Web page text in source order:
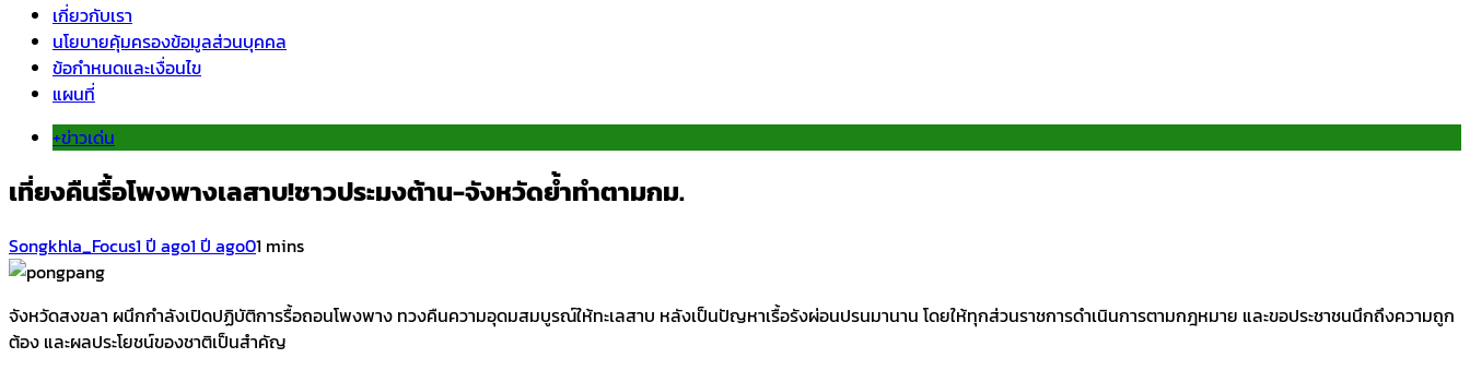
เกี่ยวกับเรา
นโยบายคุ้มครองข้อมูลส่วนบุคคล
ข้อกำหนดและเงื่อนไข
แผนที่
+ข่าวเด่น
เที่ยงคืนรื้อโพงพางเลสาบ!ชาวประมงต้าน-จังหวัดย้ำทำตามกม.
Songkhla_Focus1 ปี ago1 ปี ago01 mins
จังหวัดสงขลา ผนึกกำลังเปิดปฏิบัติการรื้อถอนโพงพาง ทวงคืนความอุดมสมบูรณ์ให้ทะเลสาบ หลังเป็นปัญหาเรื้อรังผ่อนปรนมานาน โดยให้ทุกส่วนราชการดำเนินการตามกฎหมาย และขอประชาชนนึกถึงความถูก
ต้อง และผลประโยชน์ของชาติเป็นสำคัญ